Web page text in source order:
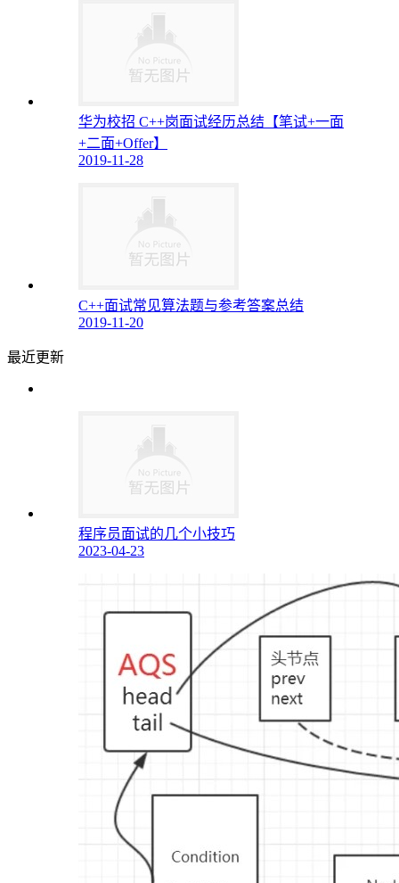
华为校招 C++岗面试经历总结【笔试+一面
+二面+Offer】
2019-11-28
C++面试常见算法题与参考答案总结
2019-11-20
最近更新
程序员面试的几个小技巧
2023-04-23